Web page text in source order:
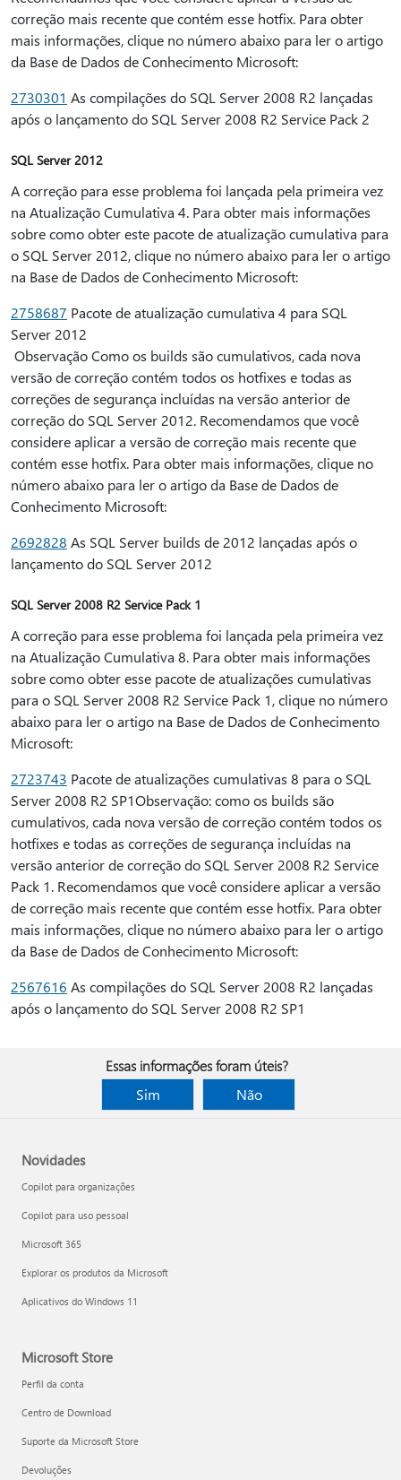
correção mais recente que contém esse hotfix. Para obter
mais informações, clique no número abaixo para ler o artigo
da Base de Dados de Conhecimento Microsoft:
2730301 As compilações do SQL Server 2008 R2 lançadas
após o lançamento do SQL Server 2008 R2 Service Pack 2
SQL Server 2012
A correção para esse problema foi lançada pela primeira vez
na Atualização Cumulativa 4. Para obter mais informações
sobre como obter este pacote de atualização cumulativa para
o SQL Server 2012, clique no número abaixo para ler o artigo
na Base de Dados de Conhecimento Microsoft:
2758687 Pacote de atualização cumulativa 4 para SQL
Server 2012
Observação Como os builds são cumulativos, cada nova
versão de correção contém todos os hotfixes e todas as
correções de segurança incluídas na versão anterior de
correção do SQL Server 2012. Recomendamos que você
considere aplicar a versão de correção mais recente que
contém esse hotfix. Para obter mais informações, clique no
número abaixo para ler o artigo da Base de Dados de
Conhecimento Microsoft:
2692828 As SQL Server builds de 2012 lançadas após o
lançamento do SQL Server 2012
SQL Server 2008 R2 Service Pack 1
A correção para esse problema foi lançada pela primeira vez
na Atualização Cumulativa 8. Para obter mais informações
sobre como obter esse pacote de atualizações cumulativas
para o SQL Server 2008 R2 Service Pack 1, clique no número
abaixo para ler o artigo na Base de Dados de Conhecimento
Microsoft:
2723743 Pacote de atualizações cumulativas 8 para o SQL
Server 2008 R2 SP1Observação: como os builds são
cumulativos, cada nova versão de correção contém todos os
hotfixes e todas as correções de segurança incluídas na
versão anterior de correção do SQL Server 2008 R2 Service
Pack 1. Recomendamos que você considere aplicar a versão
de correção mais recente que contém esse hotfix. Para obter
mais informações, clique no número abaixo para ler o artigo
da Base de Dados de Conhecimento Microsoft:
2567616 As compilações do SQL Server 2008 R2 lançadas
após o lançamento do SQL Server 2008 R2 SP1
Essas informações foram úteis?
Sim
Não
Novidades
Copilot para organizações
Copilot para uso pessoal
Microsoft 365
Explorar os produtos da Microsoft
Aplicativos do Windows 11
Microsoft Store
Perfil da conta
Centro de Download
Suporte da Microsoft Store
Devoluções